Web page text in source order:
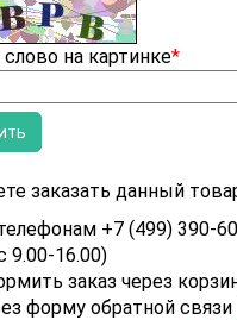
на картинке*
заказать данный
+7 (499) 390-
9.00-16.00)
заказ через
форму обратной связи